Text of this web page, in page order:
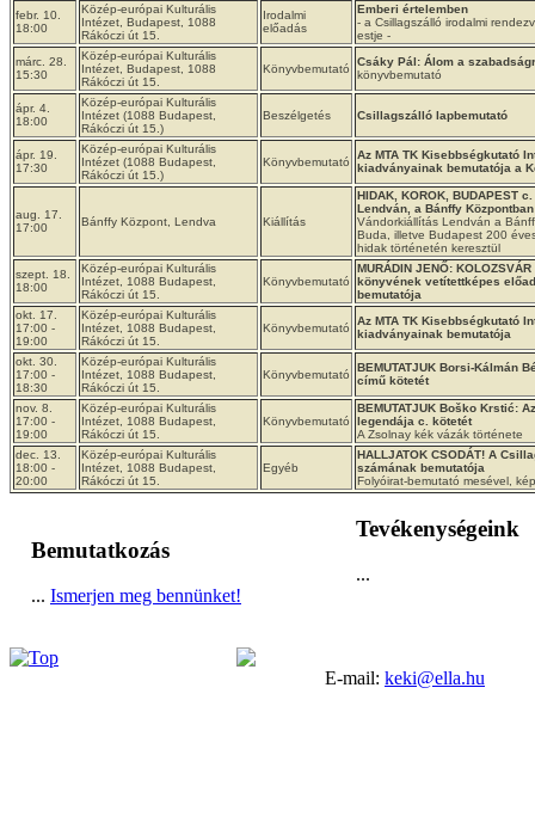
febr. 10.
18:00
Közép-európai Kulturális
Intézet, Budapest, 1088
Rákóczi út 15.
Irodalmi
előadás
Emberi értelemben
- a Csillagszálló irodalmi
estje -
márc. 28.
15:30
Közép-európai Kulturális
Intézet, Budapest, 1088
Rákóczi út 15.
Könyvbemutató
Csáky Pál: Álom a
könyvbemutató
ápr. 4.
18:00
Közép-európai Kulturális
Intézet (1088 Budapest,
Rákóczi út 15.)
Beszélgetés Csillagszálló lapbemutató
ápr. 19.
17:30
Közép-európai Kulturális
Intézet (1088 Budapest,
Rákóczi út 15.)
Könyvbemutató
Az MTA TK Kisebbségkutató
kiadványainak bemutatója a
aug. 17.
17:00
Bánffy Központ, Lendva Kiállítás
HIDAK, KOROK, BUDAPEST
Lendván, a Bánffy Központban
Vándorkiállítás Lendván a
Buda, illetve Budapest 200
hidak történetén keresztül
szept. 18.
18:00
Közép-európai Kulturális
Intézet, 1088 Budapest,
Rákóczi út 15.
Könyvbemutató
MURÁDIN JENŐ:
könyvének vetítettképes
bemutatója
okt. 17.
17:00 -
19:00
Közép-európai Kulturális
Intézet, 1088 Budapest,
Rákóczi út 15.
Könyvbemutató
Az MTA TK Kisebbségkutató
kiadványainak bemutatója
okt. 30.
17:00 -
18:30
Közép-európai Kulturális
Intézet, 1088 Budapest,
Rákóczi út 15.
Könyvbemutató
BEMUTATJUK Borsi-Kálmán
című kötetét
nov. 8.
17:00 -
19:00
Közép-európai Kulturális
Intézet, 1088 Budapest,
Rákóczi út 15.
Könyvbemutató
BEMUTATJUK Boško Krstić:
legendája c. kötetét
A Zsolnay kék vázák története
dec. 13.
18:00 -
20:00
Közép-európai Kulturális
Intézet, 1088 Budapest,
Rákóczi út 15.
Egyéb
HALLJATOK CSODÁT! A
számának bemutatója
Folyóirat-bemutató mesével,
Bemutatkozás
... Ismerjen meg bennünket!
Tevékenységeink
...
E-mail: keki@ella.hu